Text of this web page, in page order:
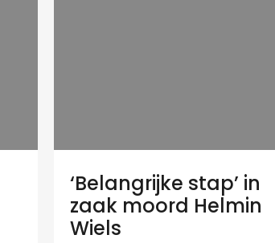
‘Belangrijke stap’ in
zaak moord Helmin
Wiels